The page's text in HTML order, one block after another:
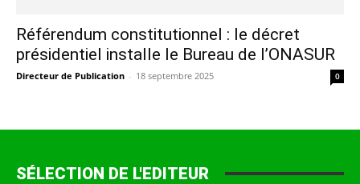
Référendum constitutionnel : le décret
présidentiel installe le Bureau de l’ONASUR
Directeur de Publication - 18 septembre 2025 0
SÉLECTION DE L'EDITEUR